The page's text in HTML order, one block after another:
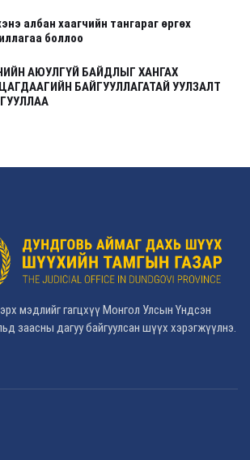
албан хаагчийн тангараг өргөх
боллоо
АЮУЛГҮЙ БАЙДЛЫГ ХАНГАХ
БАЙГУУЛЛАГАТАЙ УУЛЗАЛТ
мэдлийг гагцхүү Монгол Улсын Үндсэн
заасны дагуу байгуулсан шүүх хэрэгжүүлнэ.